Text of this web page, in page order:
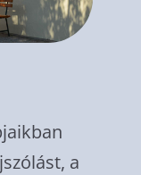
a